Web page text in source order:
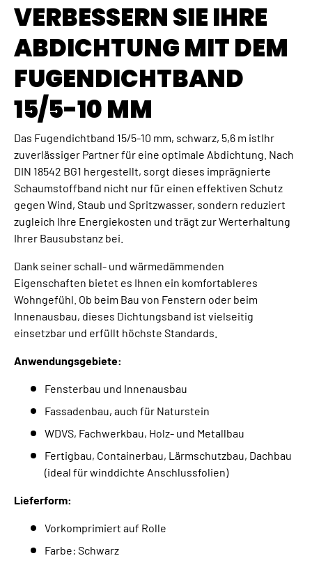
VERBESSERN SIE IHRE
ABDICHTUNG MIT DEM
FUGENDICHTBAND
15/5-10 MM
Das Fugendichtband 15/5-10 mm, schwarz, 5,6 m istIhr
zuverlässiger Partner für eine optimale Abdichtung. Nach
DIN 18542 BG1 hergestellt, sorgt dieses imprägnierte
Schaumstoffband nicht nur für einen effektiven Schutz
gegen Wind, Staub und Spritzwasser, sondern reduziert
zugleich Ihre Energiekosten und trägt zur Werterhaltung
Ihrer Bausubstanz bei.
Dank seiner schall- und wärmedämmenden
Eigenschaften bietet es Ihnen ein komfortableres
Wohngefühl. Ob beim Bau von Fenstern oder beim
Innenausbau, dieses Dichtungsband ist vielseitig
einsetzbar und erfüllt höchste Standards.
Anwendungsgebiete:
Fensterbau und Innenausbau
Fassadenbau, auch für Naturstein
WDVS, Fachwerkbau, Holz- und Metallbau
Fertigbau, Containerbau, Lärmschutzbau, Dachbau
(ideal für winddichte Anschlussfolien)
Lieferform:
Vorkomprimiert auf Rolle
Farbe: Schwarz